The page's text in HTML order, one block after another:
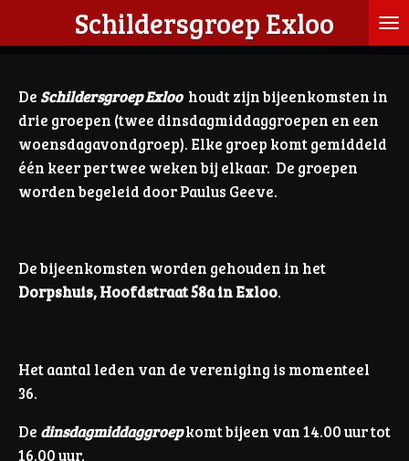
direct
de
hoofdinhoud
Schildersgroep Exloo
De Schildersgroep Exloohoudt zijn bijeenkomsten in
drie groepen (twee dinsdagmiddaggroepen en een
woensdagavondgroep). Elke groep komt gemiddeld
één keer per twee weken bij elkaar. De groepen
worden begeleid door Paulus Geeve.
De bijeenkomsten worden gehouden in het
Dorpshuis, Hoofdstraat 58a in Exloo.
Het aantal leden van de vereniging is momenteel
36.
De dinsdagmiddaggroepkomt bijeen van 14.00 uur tot
16.00 uur.